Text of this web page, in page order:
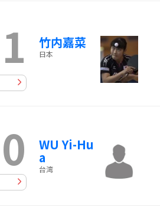
1 竹内嘉菜
日本
0 WU Yi-Hu
a
台湾